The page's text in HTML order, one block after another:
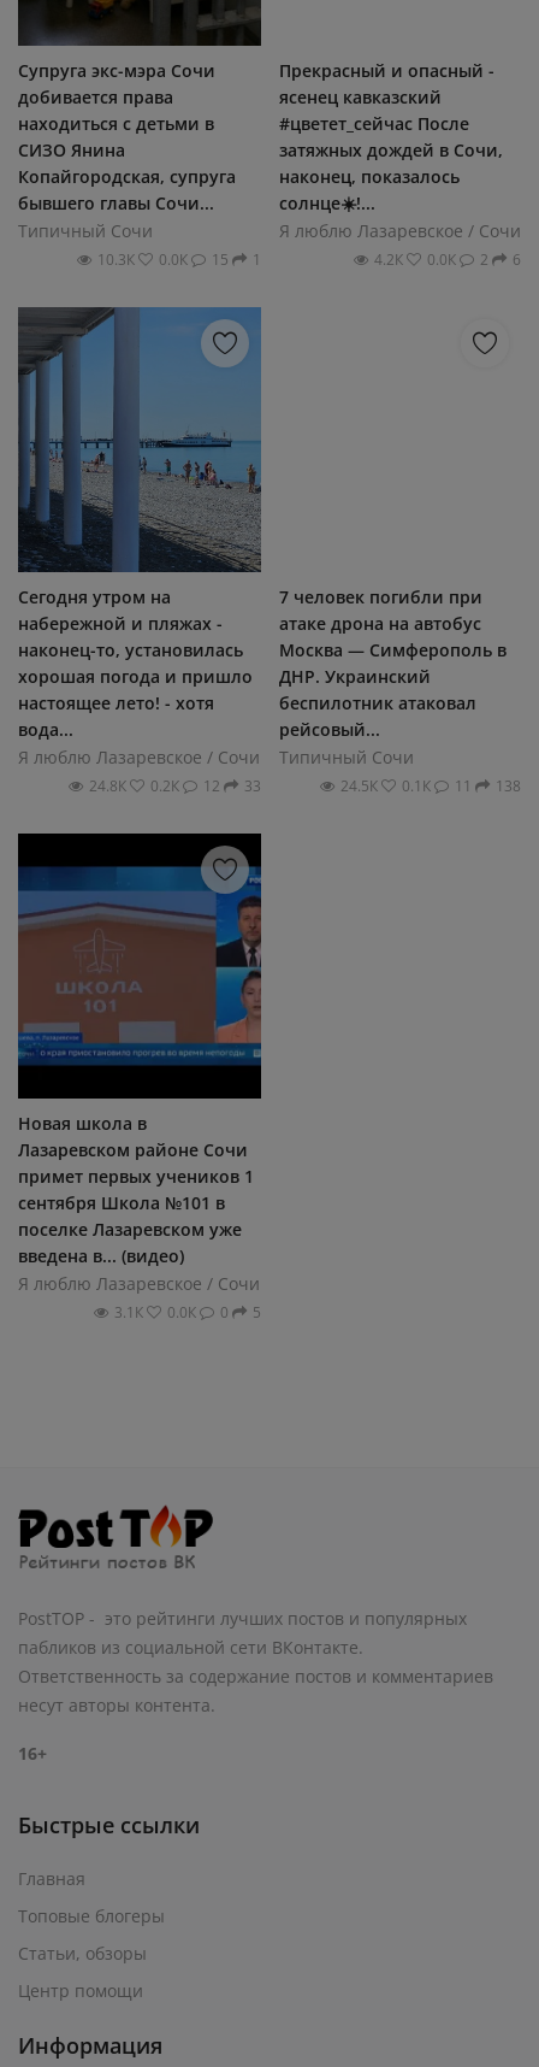
Супруга экс-мэра Сочи
добивается права
находиться с детьми в
СИЗО Янина
Копайгородская, супруга
бывшего главы Сочи...
Типичный Сочи
10.3К 0.0К 15 1
Прекрасный и опасный -
ясенец кавказский
#цветет_сейчас После
затяжных дождей в Сочи,
наконец, показалось
солнце☀️!...
Я люблю Лазаревское / Сочи
4.2К 0.0К 2 6
Сегодня утром на
набережной и пляжах -
наконец-то, установилась
хорошая погода и пришло
настоящее лето! - хотя
вода...
Я люблю Лазаревское / Сочи
24.8К 0.2К 12 33
7 человек погибли при
атаке дрона на автобус
Москва — Симферополь в
ДНР. Украинский
беспилотник атаковал
рейсовый...
Типичный Сочи
24.5К 0.1К 11 138
Новая школа в
Лазаревском районе Сочи
примет первых учеников 1
сентября Школа №101 в
поселке Лазаревском уже
введена в... (видео)
Я люблю Лазаревское / Сочи
3.1К 0.0К 0 5
PostTOP - это рейтинги лучших постов и популярных
пабликов из социальной сети ВКонтакте.
Ответственность за содержание постов и комментариев
несут авторы контента.
16+
Быстрые ссылки
Главная
Топовые блогеры
Статьи, обзоры
Центр помощи
Информация